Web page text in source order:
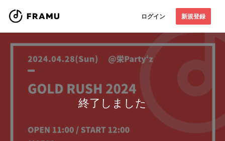
ログイン 新規登録
終了しました